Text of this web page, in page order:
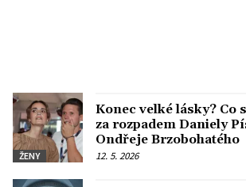
ŽENY
Konec velké lásky? Co
za rozpadem Daniely
Ondřeje Brzobohatého
12. 5. 2026